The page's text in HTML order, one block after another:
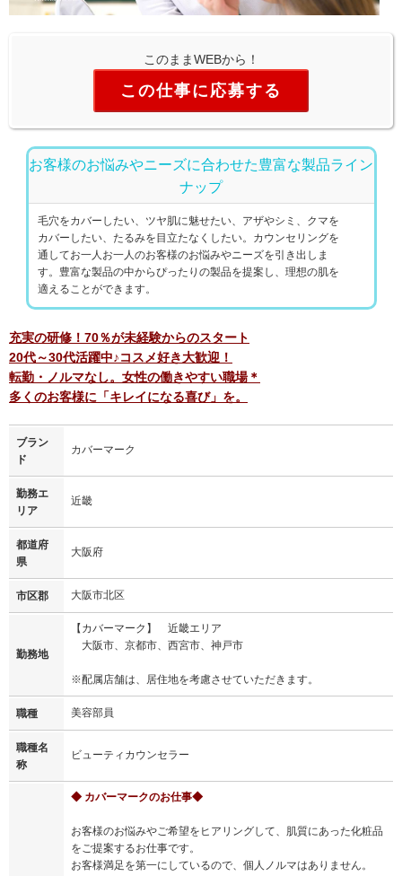
このままWEBから！
この仕事に応募する
お客様のお悩みやニーズに合わせた豊富な製品ライン
ナップ
毛穴をカバーしたい、ツヤ肌に魅せたい、アザやシミ、クマを
カバーしたい、たるみを目立たなくしたい。カウンセリングを
通してお一人お一人のお客様のお悩みやニーズを引き出しま
す。豊富な製品の中からぴったりの製品を提案し、理想の肌を
適えることができます。
充実の研修！70％が未経験からのスタート
20代～30代活躍中♪コスメ好き大歓迎！
転勤・ノルマなし。女性の働きやすい職場＊
多くのお客様に「キレイになる喜び」を。
ブラン
ド
カバーマーク
勤務エ
リア
近畿
都道府
県
大阪府
市区郡 大阪市北区
勤務地
【カバーマーク】 近畿エリア
大阪市、京都市、西宮市、神戸市
※配属店舗は、居住地を考慮させていただきます。
職種 美容部員
職種名
称
ビューティカウンセラー
◆ カバーマークのお仕事◆
お客様のお悩みやご希望をヒアリングして、肌質にあった化粧品
をご提案するお仕事です。
お客様満足を第一にしているので、個人ノルマはありません。